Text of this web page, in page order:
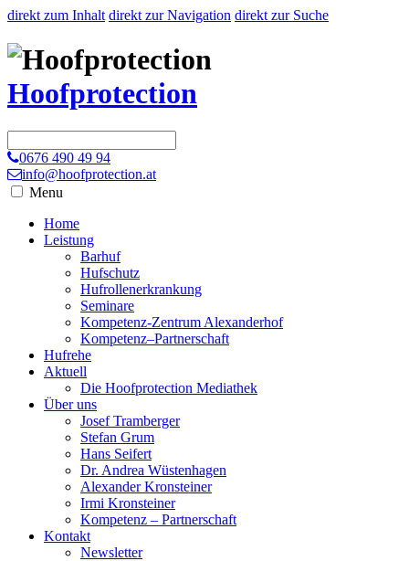
direkt zum Inhalt direkt zur Navigation direkt zur Suche
Hoofprotection
0676 490 49 94
info@hoofprotection.at
Menu
Home
Leistung
Barhuf
Hufschutz
Hufrollenerkrankung
Seminare
Kompetenz-Zentrum Alexanderhof
Kompetenz–Partnerschaft
Hufrehe
Aktuell
Die Hoofprotection Mediathek
Über uns
Josef Tramberger
Stefan Grum
Hans Seifert
Dr. Andrea Wüstenhagen
Alexander Kronsteiner
Irmi Kronsteiner
Kompetenz – Partnerschaft
Kontakt
Newsletter